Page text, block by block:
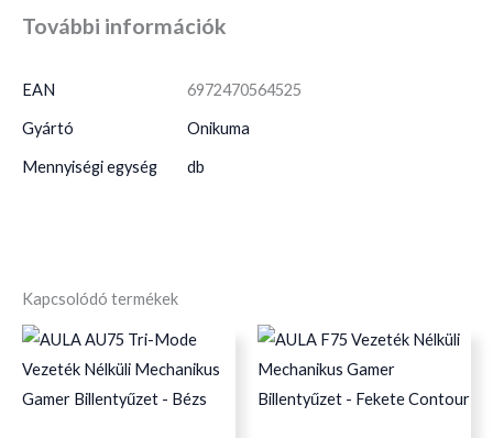
További információk
EAN 6972470564525
Gyártó Onikuma
Mennyiségi egység db
Kapcsolódó termékek